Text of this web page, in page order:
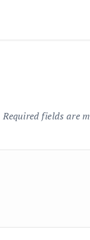
Required fields are